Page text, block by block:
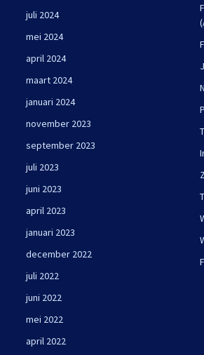
juli 2024
mei 2024
april 2024
maart 2024
januari 2024
november 2023
september 2023
juli 2023
juni 2023
april 2023
januari 2023
december 2022
juli 2022
juni 2022
mei 2022
april 2022